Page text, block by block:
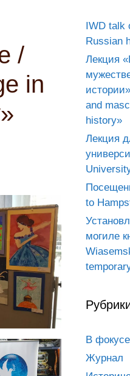
/
in
IWD talk
Russian
Лекция
and
history»
Лекция
to
могиле
В фокусе
Журнал